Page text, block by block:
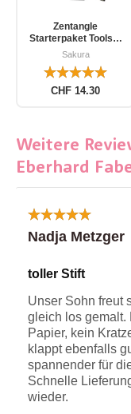
Zentangle
Starterpaket Toolset
für Einsteiger 12-
Sakura
CHF 14.30
Weitere
Eberhard
Nadja Metzger
toller Stift
Unser Sohn freut
gleich los gemalt.
Papier, kein
klappt ebenfalls
spannender für
Schnelle
wieder.